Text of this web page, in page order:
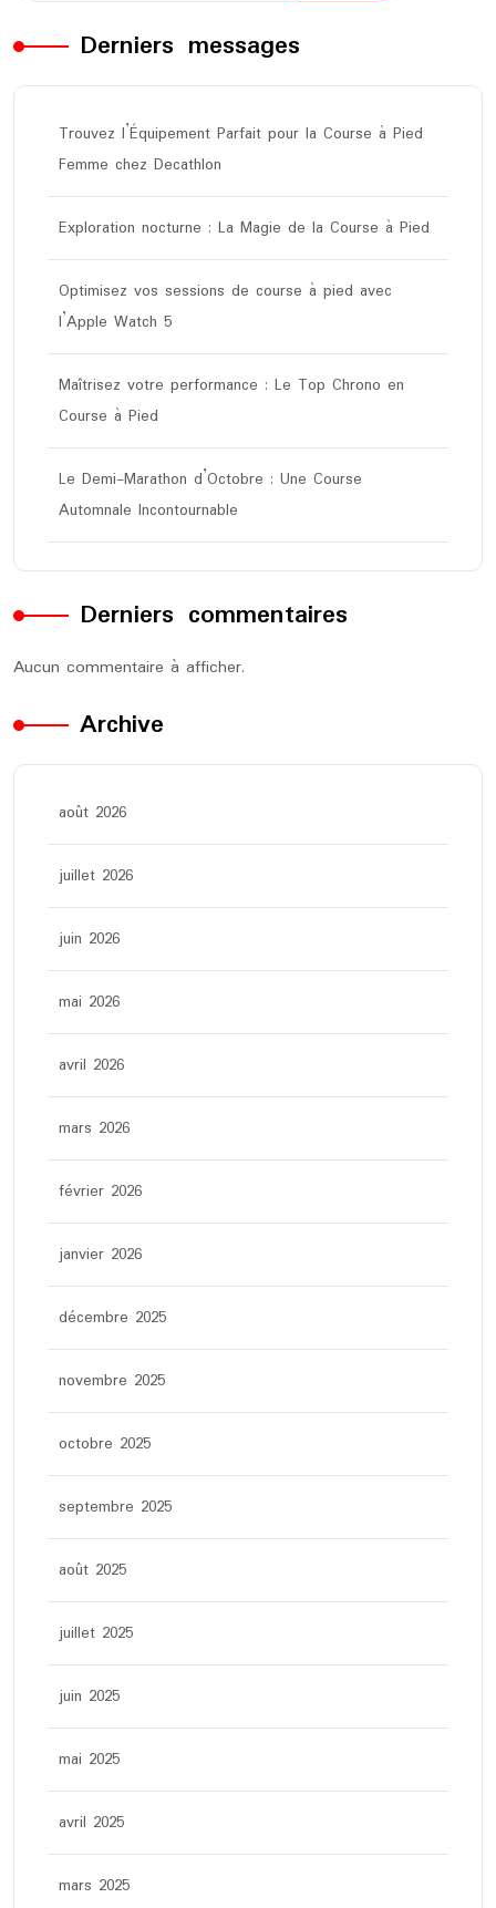
Derniers messages
Trouvez l’Équipement Parfait pour la Course à Pied
Femme chez Decathlon
Exploration nocturne : La Magie de la Course à Pied
Optimisez vos sessions de course à pied avec
l’Apple Watch 5
Maîtrisez votre performance : Le Top Chrono en
Course à Pied
Le Demi-Marathon d’Octobre : Une Course
Automnale Incontournable
Derniers commentaires
Aucun commentaire à afficher.
Archive
août 2026
juillet 2026
juin 2026
mai 2026
avril 2026
mars 2026
février 2026
janvier 2026
décembre 2025
novembre 2025
octobre 2025
septembre 2025
août 2025
juillet 2025
juin 2025
mai 2025
avril 2025
mars 2025